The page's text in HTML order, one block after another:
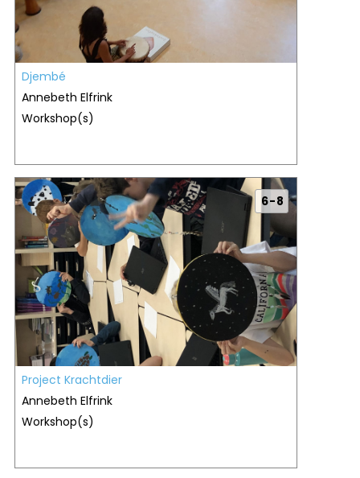
Djembé
Annebeth Elfrink
Workshop(s)
6 - 8
Project Krachtdier
Annebeth Elfrink
Workshop(s)